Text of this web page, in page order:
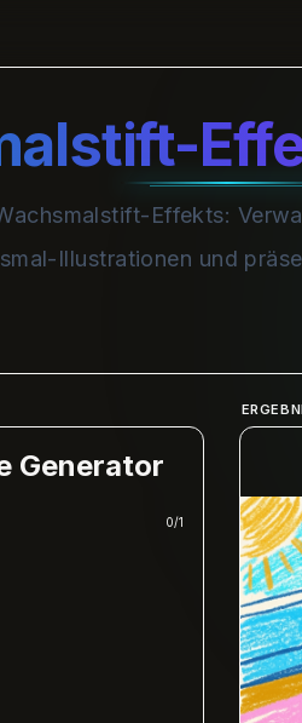
Effekts:
Illustrationen und
Generator
0/1